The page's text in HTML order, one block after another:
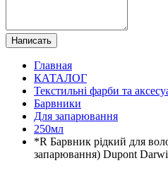
Написать
Главная
КАТАЛОГ
Текстильні фарби та
Барвники
Для запарювання
250мл
*R Барвник рідкий для
запарювання) Dupont